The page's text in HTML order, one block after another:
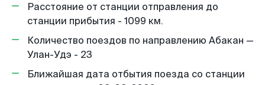
Расстояние от станции отправления до
станции прибытия - 1099 км.
Количество поездов по направлению Абакан —
Улан-Удэ - 23
Ближайшая дата отбытия поезда со станции